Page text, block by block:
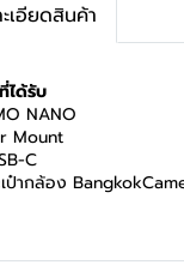
เอียดสินค้า
ด้รับ
NANO
Mount
C
ป๋ากล้อง